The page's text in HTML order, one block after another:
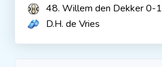
Voetbalpiramide48. Willem den Dekker 0-1
D.H. de Vries